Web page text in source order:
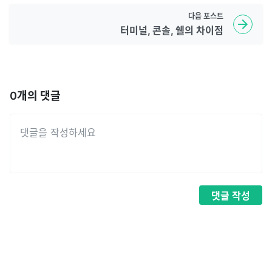
다음 포스트
터미널, 콘솔, 쉘의 차이점
0개의 댓글
댓글 작성